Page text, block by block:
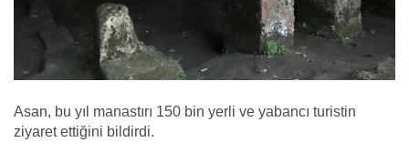
Asan, bu yıl manastırı 150 bin yerli ve yabancı turistin
ziyaret ettiğini bildirdi.